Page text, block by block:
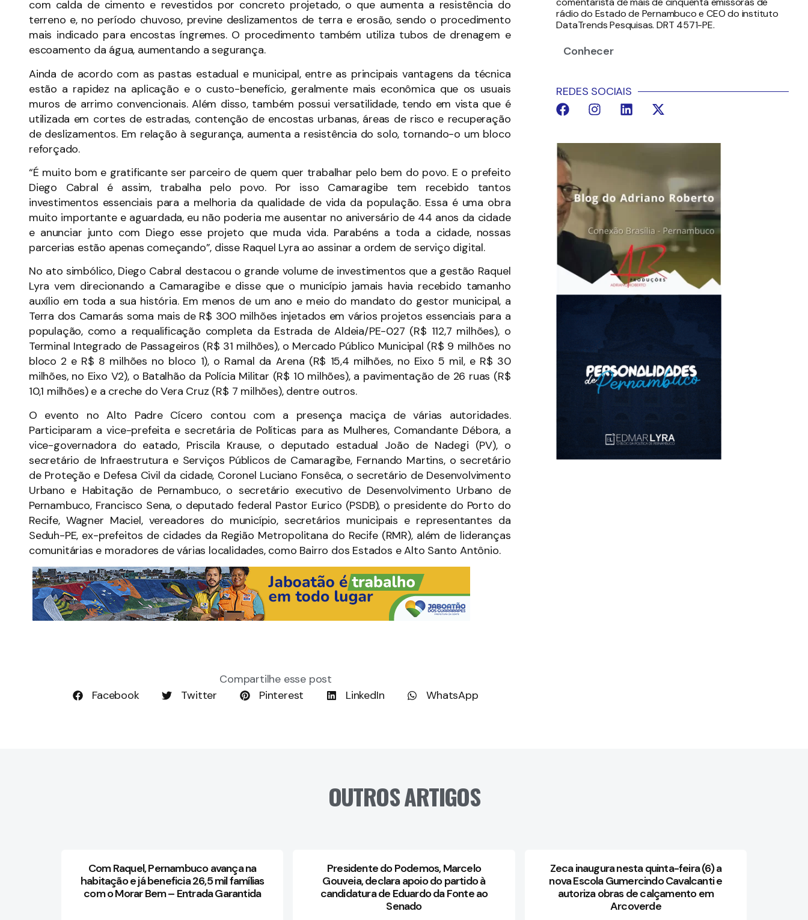
com calda de cimento e revestidos por concreto projetado, o que aumenta a resistência do
terreno e, no período chuvoso, previne deslizamentos de terra e erosão, sendo o procedimento
mais indicado para encostas íngremes. O procedimento também utiliza tubos de drenagem e
escoamento da água, aumentando a segurança.
Ainda de acordo com as pastas estadual e municipal, entre as principais vantagens da técnica
estão a rapidez na aplicação e o custo-benefício, geralmente mais econômica que os usuais
muros de arrimo convencionais. Além disso, também possui versatilidade, tendo em vista que é
utilizada em cortes de estradas, contenção de encostas urbanas, áreas de risco e recuperação
de deslizamentos. Em relação à segurança, aumenta a resistência do solo, tornando-o um bloco
reforçado.
“É muito bom e gratificante ser parceiro de quem quer trabalhar pelo bem do povo. E o prefeito
Diego Cabral é assim, trabalha pelo povo. Por isso Camaragibe tem recebido tantos
investimentos essenciais para a melhoria da qualidade de vida da população. Essa é uma obra
muito importante e aguardada, eu não poderia me ausentar no aniversário de 44 anos da cidade
e anunciar junto com Diego esse projeto que muda vida. Parabéns a toda a cidade, nossas
parcerias estão apenas começando”, disse Raquel Lyra ao assinar a ordem de serviço digital.
No ato simbólico, Diego Cabral destacou o grande volume de investimentos que a gestão Raquel
Lyra vem direcionando a Camaragibe e disse que o município jamais havia recebido tamanho
auxílio em toda a sua história. Em menos de um ano e meio do mandato do gestor municipal, a
Terra dos Camarás soma mais de R$ 300 milhões injetados em vários projetos essenciais para a
população, como a requalificação completa da Estrada de Aldeia/PE-027 (R$ 112,7 milhões), o
Terminal Integrado de Passageiros (R$ 31 milhões), o Mercado Público Municipal (R$ 9 milhões no
bloco 2 e R$ 8 milhões no bloco 1), o Ramal da Arena (R$ 15,4 milhões, no Eixo 5 mil, e R$ 30
milhões, no Eixo V2), o Batalhão da Polícia Militar (R$ 10 milhões), a pavimentação de 26 ruas (R$
10,1 milhões) e a creche do Vera Cruz (R$ 7 milhões), dentre outros.
O evento no Alto Padre Cícero contou com a presença maciça de várias autoridades.
Participaram a vice-prefeita e secretária de Políticas para as Mulheres, Comandante Débora, a
vice-governadora do eatado, Priscila Krause, o deputado estadual João de Nadegi (PV), o
secretário de Infraestrutura e Serviços Públicos de Camaragibe, Fernando Martins, o secretário
de Proteção e Defesa Civil da cidade, Coronel Luciano Fonsêca, o secretário de Desenvolvimento
Urbano e Habitação de Pernambuco, o secretário executivo de Desenvolvimento Urbano de
Pernambuco, Francisco Sena, o deputado federal Pastor Eurico (PSDB), o presidente do Porto do
Recife, Wagner Maciel, vereadores do município, secretários municipais e representantes da
Seduh-PE, ex-prefeitos de cidades da Região Metropolitana do Recife (RMR), além de lideranças
comunitárias e moradores de várias localidades, como Bairro dos Estados e Alto Santo Antônio.
Compartilhe esse post
Facebook
Twitter Pinterest LinkedIn WhatsApp
rádio do Estado de Pernambuco e CEO do instituto
DataTrends Pesquisas. DRT 4571-PE.
Conhecer
REDES SOCIAIS
OUTROS ARTIGOS
Com Raquel, Pernambuco avança na
habitação e já beneficia 26,5 mil famílias
com o Morar Bem – Entrada Garantida
Presidente do Podemos, Marcelo
Gouveia, declara apoio do partido à
candidatura de Eduardo da Fonte ao
Senado
Zeca inaugura nesta quinta-feira (6) a
nova Escola Gumercindo Cavalcanti e
autoriza obras de calçamento em
Arcoverde